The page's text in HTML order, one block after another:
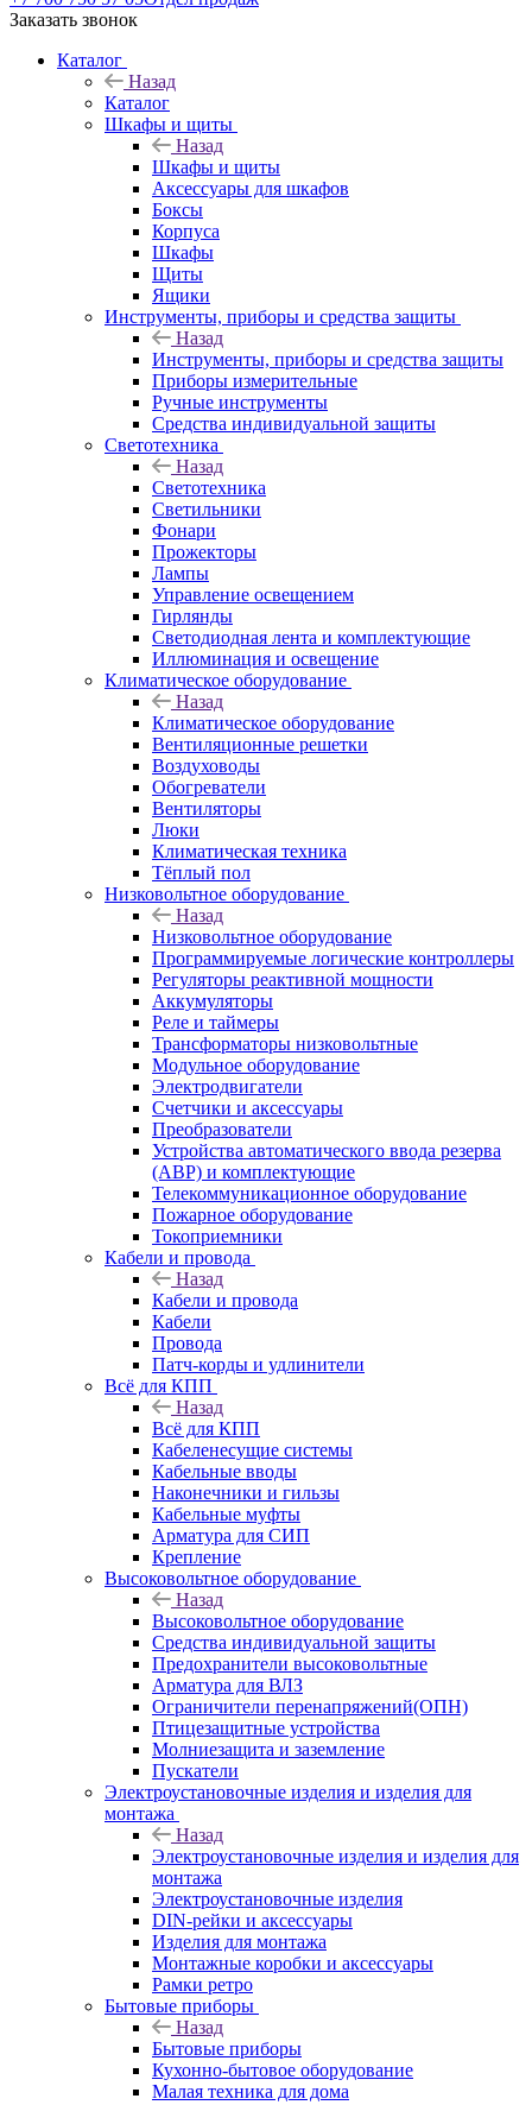
Заказать звонок
Каталог
Назад
Каталог
Шкафы и щиты
Назад
Шкафы и щиты
Аксессуары для шкафов
Боксы
Корпуса
Шкафы
Щиты
Ящики
Инструменты, приборы и средства защиты
Назад
Инструменты, приборы и средства защиты
Приборы измерительные
Ручные инструменты
Средства индивидуальной защиты
Светотехника
Назад
Светотехника
Светильники
Фонари
Прожекторы
Лампы
Управление освещением
Гирлянды
Светодиодная лента и комплектующие
Иллюминация и освещение
Климатическое оборудование
Назад
Климатическое оборудование
Вентиляционные решетки
Воздуховоды
Обогреватели
Вентиляторы
Люки
Климатическая техника
Тёплый пол
Низковольтное оборудование
Назад
Низковольтное оборудование
Программируемые логические контроллеры
Регуляторы реактивной мощности
Аккумуляторы
Реле и таймеры
Трансформаторы низковольтные
Модульное оборудование
Электродвигатели
Счетчики и аксессуары
Преобразователи
Устройства автоматического ввода резерва
(АВР) и комплектующие
Телекоммуникационное оборудование
Пожарное оборудование
Токоприемники
Кабели и провода
Назад
Кабели и провода
Кабели
Провода
Патч-корды и удлинители
Всё для КПП
Назад
Всё для КПП
Кабеленесущие системы
Кабельные вводы
Наконечники и гильзы
Кабельные муфты
Арматура для СИП
Крепление
Высоковольтное оборудование
Назад
Высоковольтное оборудование
Средства индивидуальной защиты
Предохранители высоковольтные
Арматура для ВЛЗ
Ограничители перенапряжений(ОПН)
Птицезащитные устройства
Молниезащита и заземление
Пускатели
Электроустановочные изделия и изделия для
монтажа
Назад
Электроустановочные изделия и изделия для
монтажа
Электроустановочные изделия
DIN-рейки и аксессуары
Изделия для монтажа
Монтажные коробки и аксессуары
Рамки ретро
Бытовые приборы
Назад
Бытовые приборы
Кухонно-бытовое оборудование
Малая техника для дома